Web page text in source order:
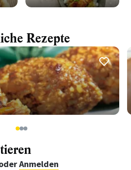
Rezepte
123
Anmelden